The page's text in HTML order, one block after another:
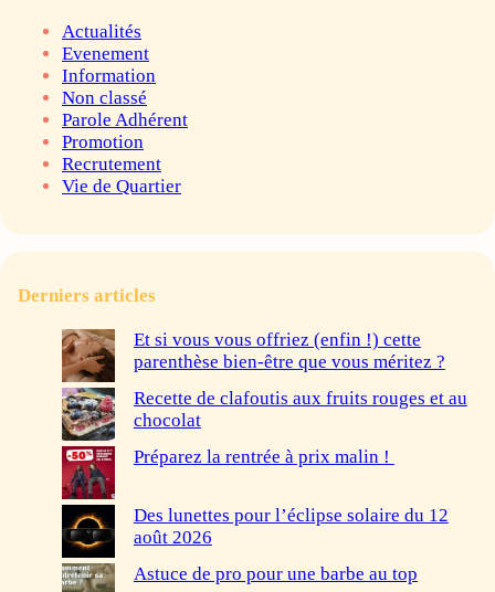
Actualités
Evenement
Information
Non classé
Parole Adhérent
Promotion
Recrutement
Vie de Quartier
Derniers articles
Et si vous vous offriez (enfin !) cette
parenthèse bien-être que vous méritez ?
Recette de clafoutis aux fruits rouges et au
chocolat
Préparez la rentrée à prix malin !
Des lunettes pour l’éclipse solaire du 12
août 2026
Astuce de pro pour une barbe au top